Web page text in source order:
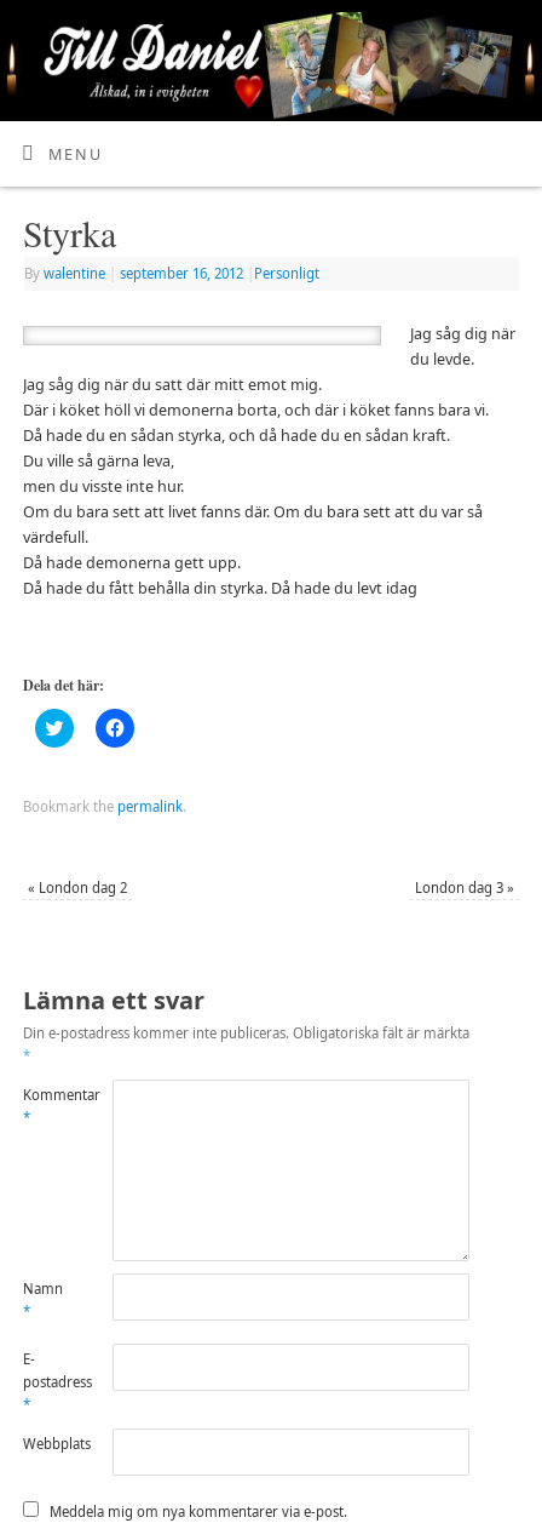
MENU
Styrka
By walentine september 16, 2012 Personligt
Jag såg dig när
du levde.
Jag såg dig när du satt där mitt emot mig.
Där i köket höll vi demonerna borta, och där i köket fanns bara vi.
Då hade du en sådan styrka, och då hade du en sådan kraft.
Du ville så gärna leva,
men du visste inte hur.
Om du bara sett att livet fanns där. Om du bara sett att du var så
värdefull.
Då hade demonerna gett upp.
Då hade du fått behålla din styrka. Då hade du levt idag
Dela det här:
Klicka
för
Twitter
(Öppnas
fönster)
Klicka
för
Facebook
(Öppnas
fönster)
Bookmark the permalink.
« London dag 2 London dag 3»
Lämna ett svar
Din e-postadress kommer inte publiceras. Obligatoriska fält är märkta
*
Kommentar
*
Namn
*
E-
postadress
*
Webbplats
Meddela mig om nya kommentarer via e-post.